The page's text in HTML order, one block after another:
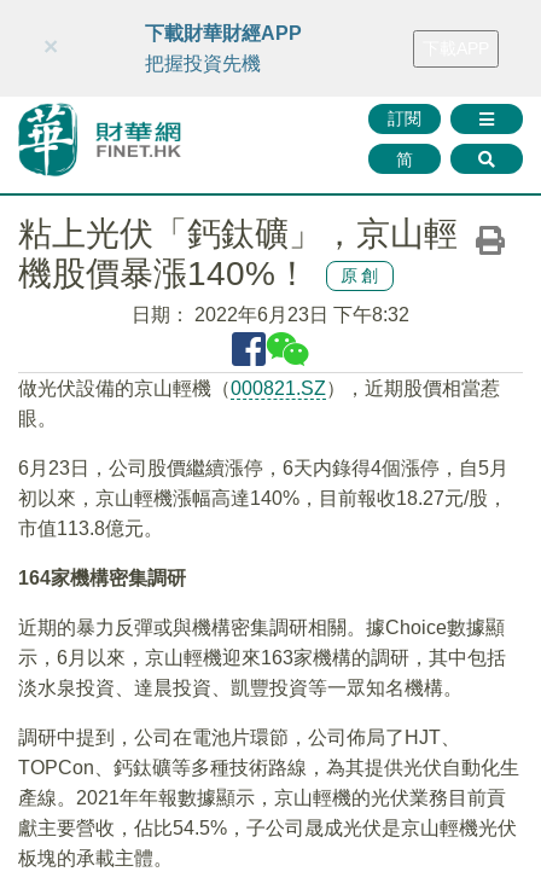
財華智庫網 FINTV FINMETA 財華證券 媒體矩陣
訂閱
简
×
下載財華財經APP
把握投資先機
粘上光伏「鈣鈦礦」，京山輕
機股價暴漲140%！
原創
日期： 2022年6月23日 下午8:32
做光伏設備的京山輕機（000821.SZ），近期股價相當惹
眼。
6月23日，公司股價繼續漲停，6天内錄得4個漲停，自5月
初以來，京山輕機漲幅高達140%，目前報收18.27元/股，
市值113.8億元。
164家機構密集調研
近期的暴力反彈或與機構密集調研相關。據Choice數據顯
示，6月以來，京山輕機迎來163家機構的調研，其中包括
淡水泉投資、達晨投資、凱豐投資等一眾知名機構。
調研中提到，公司在電池片環節，公司佈局了HJT、
TOPCon、鈣鈦礦等多種技術路線，為其提供光伏自動化生
產線。2021年年報數據顯示，京山輕機的光伏業務目前貢
獻主要營收，佔比54.5%，子公司晟成光伏是京山輕機光伏
板塊的承載主體。